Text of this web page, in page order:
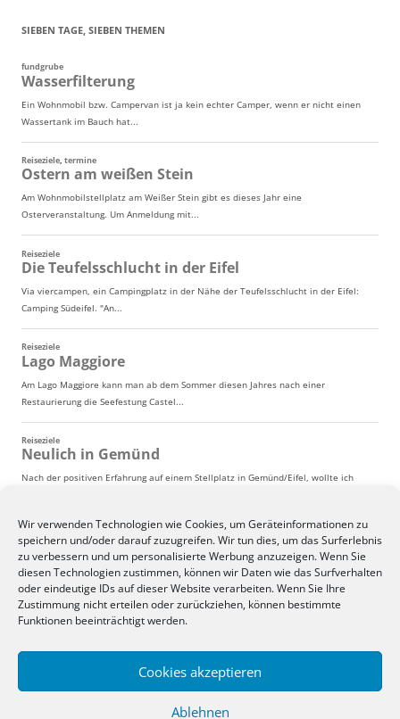
Wir verwenden Technologien wie Cookies, um Geräteinformationen zu
speichern und/oder darauf zuzugreifen. Wir tun dies, um das Surferlebnis
zu verbessern und um personalisierte Werbung anzuzeigen. Wenn Sie
diesen Technologien zustimmen, können wir Daten wie das Surfverhalten
oder eindeutige IDs auf dieser Website verarbeiten. Wenn Sie Ihre
Zustimmung nicht erteilen oder zurückziehen, können bestimmte
Funktionen beeinträchtigt werden.
Cookies akzeptieren
Ablehnen
SIEBEN TAGE, SIEBEN THEMEN